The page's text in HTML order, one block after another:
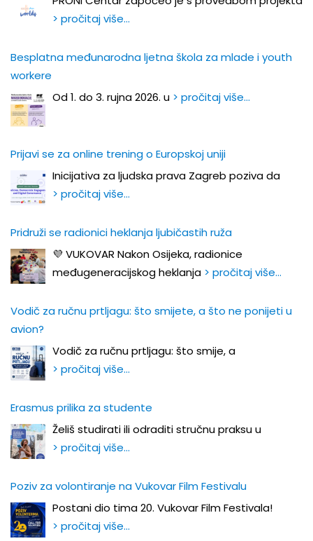
> pročitaj više…
Besplatna međunarodna ljetna škola za mlade i youth
workere
Od 1. do 3. rujna 2026. u > pročitaj više…
Prijavi se za online trening o Europskoj uniji
Inicijativa za ljudska prava Zagreb poziva da
> pročitaj više…
Pridruži se radionici heklanja ljubičastih ruža
💜 VUKOVAR Nakon Osijeka, radionice
međugeneracijskog heklanja > pročitaj više…
Vodič za ručnu prtljagu: što smijete, a što ne ponijeti u
avion?
Vodič za ručnu prtljagu: što smije, a
> pročitaj više…
Erasmus prilika za studente
Želiš studirati ili odraditi stručnu praksu u
> pročitaj više…
Poziv za volontiranje na Vukovar Film Festivalu
Postani dio tima 20. Vukovar Film Festivala!
> pročitaj više…